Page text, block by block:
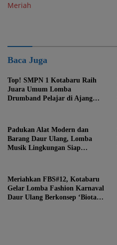
Meriah
Baca Juga
Top! SMPN 1 Kotabaru Raih
Juara Umum Lomba
Drumband Pelajar di Ajang
Padukan Alat Modern dan
Barang Daur Ulang, Lomba
Musik Lingkungan Siap
Meriahkan FBS#12, Kotabaru
Gelar Lomba Fashion Karnaval
Daur Ulang Berkonsep ‘Biota